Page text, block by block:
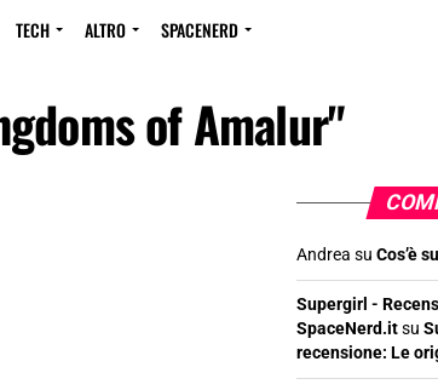
TECH ALTRO SPACENERD
of Amalur"
Andrea su Cos’è
Supergirl -
SpaceNerd.itsu
recensione: Le